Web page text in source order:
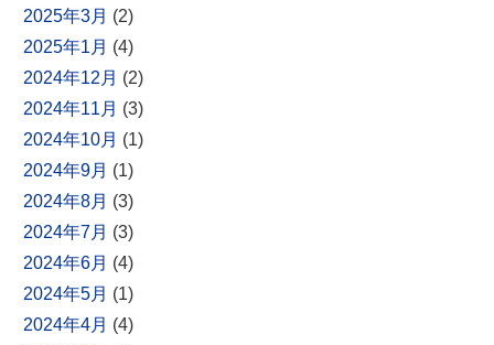
2025年3月 (2)
2025年1月 (4)
2024年12月 (2)
2024年11月 (3)
2024年10月 (1)
2024年9月 (1)
2024年8月 (3)
2024年7月 (3)
2024年6月 (4)
2024年5月 (1)
2024年4月 (4)